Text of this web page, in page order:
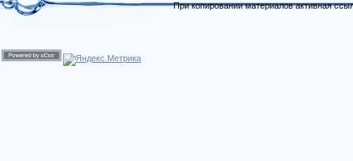
При копировании материалов активная